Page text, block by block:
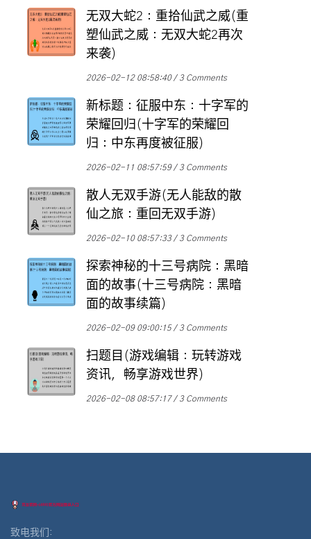
无双大蛇2：重拾仙武之威(重
塑仙武之威：无双大蛇2再次
来袭)
2026-02-12 08:58:40 3 Comments
新标题：征服中东：十字军的
荣耀回归(十字军的荣耀回
归：中东再度被征服)
2026-02-11 08:57:59 3 Comments
散人无双手游(无人能敌的散
仙之旅：重回无双手游)
2026-02-10 08:57:33 3 Comments
探索神秘的十三号病院：黑暗
面的故事(十三号病院：黑暗
面的故事续篇)
2026-02-09 09:00:15 3 Comments
扫题目(游戏编辑：玩转游戏
资讯，畅享游戏世界)
2026-02-08 08:57:17 3 Comments
致电我们: